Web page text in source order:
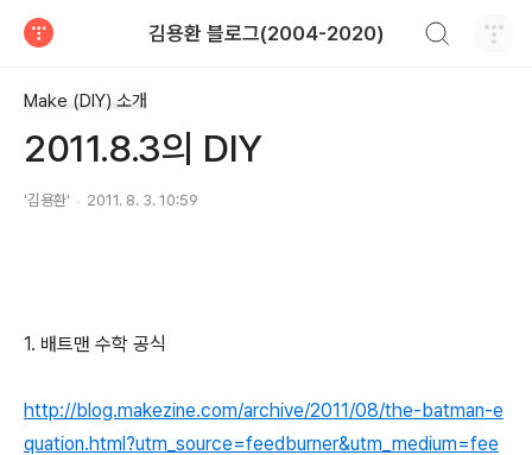
김용환 블로그(2004-2020)
Make (DIY) 소개
2011.8.3의 DIY
'김용환' 2011. 8. 3. 10:59
1. 배트맨 수학 공식
http://blog.makezine.com/archive/2011/08/the-batman-e
quation.html?utm_source=feedburner&utm_medium=fee